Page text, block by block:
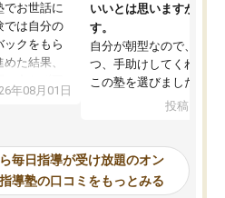
でお世話に
では自分の
クをもら
た結果、
合わず不
。その経験
した。学習
り方につ
ただけた
年08月01日
いいとは思いますが、料
す。
自分が朝型なので、自習
つ、手助けしてくれる設
この塾を選びました。
投稿日：
毎日指導が受け放題のオン
導塾の口コミをもっとみる